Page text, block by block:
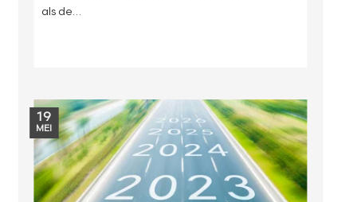
als de…
19
MEI